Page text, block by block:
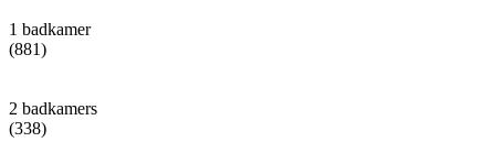
1 badkamer
(881)
2 badkamers
(338)